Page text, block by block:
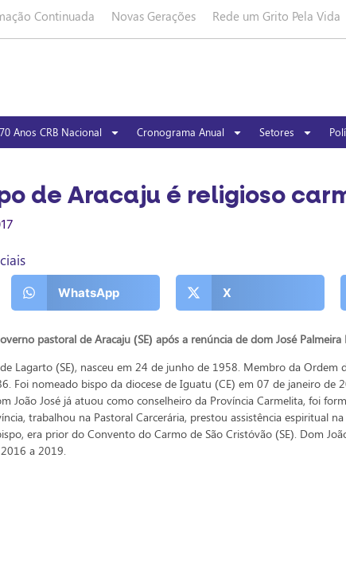
Continuada Novas Gerações Rede um Grito Pela Vida
70 Anos CRB Nacional Cronograma Anual Setores
de Aracaju é religioso
WhatsApp X
pastoral de Aracaju (SE) após a renúncia de dom José Palmeira
Lagarto (SE), nasceu em 24 de junho de 1958. Membro da Ordem
Foi nomeado bispo da diocese de Iguatu (CE) em 07 de janeiro de
João José já atuou como conselheiro da Província Carmelita, foi
trabalhou na Pastoral Carcerária, prestou assistência espiritual na
era prior do Convento do Carmo de São Cristóvão (SE). Dom
a 2019.